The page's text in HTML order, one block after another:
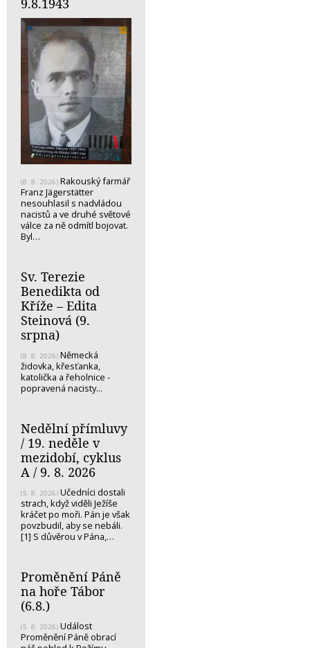
9.8.1943
(8. 8. 2026) Rakouský farmář
Franz Jägerstätter
nesouhlasil s nadvládou
nacistů a ve druhé světové
válce za ně odmítl bojovat.
Byl…
Sv. Terezie
Benedikta od
Kříže – Edita
Steinová (9.
srpna)
(8. 8. 2026) Německá
židovka, křesťanka,
katolička a řeholnice -
popravená nacisty...
Nedělní přímluvy
/ 19. neděle v
mezidobí, cyklus
A / 9. 8. 2026
(5. 8. 2026) Učedníci dostali
strach, když viděli Ježíše
kráčet po moři. Pán je však
povzbudil, aby se nebáli.
[1] S důvěrou v Pána,…
Proměnění Páně
na hoře Tábor
(6.8.)
(5. 8. 2026) Událost
Proměnění Páně obrací